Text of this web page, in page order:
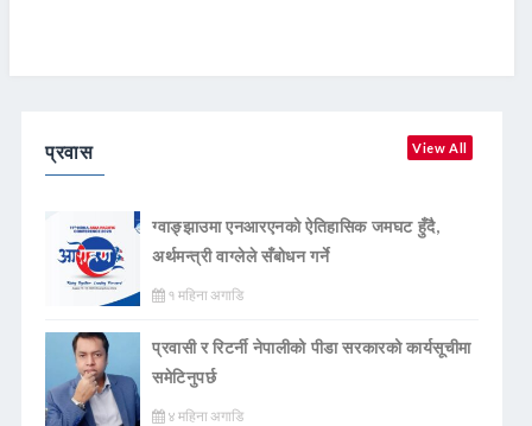
प्रवास View All
ग्वाङ्झाउमा एनआरएनको ऐतिहासिक जमघट हुँदै,
अर्थमन्त्री वाग्लेले सँबोधन गर्ने
१ महिना अगाडि
प्रवासी र रिटर्नी नेपालीको पीडा सरकारको कार्यसूचीमा
समेटिनुपर्छ
४ महिना अगाडि